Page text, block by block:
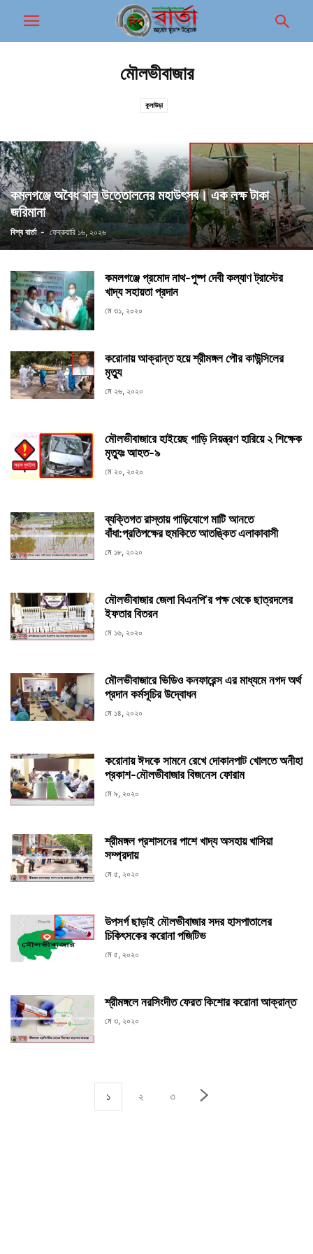
মৌলভীবাজার
কুলাউড়া
কমলগঞ্জে অবৈধ বালু উত্তোলনের মহাউৎসব। এক লক্ষ টাকা
জরিমানা
বিশ্ব বার্তা - ফেব্রুয়ারি ১৬, ২০২৬
কমলগঞ্জে প্রমোদ নাথ-পুষ্প দেবী কল্যাণ ট্রাস্টের
খাদ্য সহায়তা প্রদান
মে ৩১, ২০২০
করোনায় আক্রান্ত হয়ে শ্রীমঙ্গল পৌর কাউন্সিলের
মৃত্যু
মে ২৬, ২০২০
মৌলভীবাজারে হাইয়েছ গাড়ি নিয়ন্ত্রণ হারিয়ে ২ শিক্ষেক
মৃত্যুঃ আহত-৯
মে ২০, ২০২০
ব্যক্তিগত রাস্তায় গাড়িযোগে মাটি আনতে
বাঁধা:প্রতিপক্ষের হুমকিতে আতঙ্কিত এলাকাবাসী
মে ১৮, ২০২০
মৌলভীবাজার জেলা বিএনপি’র পক্ষ থেকে ছাত্রদলের
ইফতার বিতরন
মে ১৬, ২০২০
মৌলভীবাজারে ভিডিও কনফারেন্স এর মাধ্যমে নগদ অর্থ
প্রদান কর্মসূচির উদ্বোধন
মে ১৪, ২০২০
করোনায় ঈদকে সামনে রেখে দোকানপাট খোলতে অনীহা
প্রকাশ-মৌলভীবাজার বিজনেস ফোরাম
মে ৯, ২০২০
শ্রীমঙ্গল প্রশাসনের পাশে খাদ্য অসহায় খাসিয়া
সম্প্রদায়
মে ৫, ২০২০
উপসর্গ ছাড়াই মৌলভীবাজার সদর হাসপাতালের
চিকিৎসকের করোনা পজিটিভ
মে ৫, ২০২০
শ্রীমঙ্গলে নরসিংদীত ফেরত কিশোর করোনা আক্রান্ত
মে ৩, ২০২০
১ ২ ৩